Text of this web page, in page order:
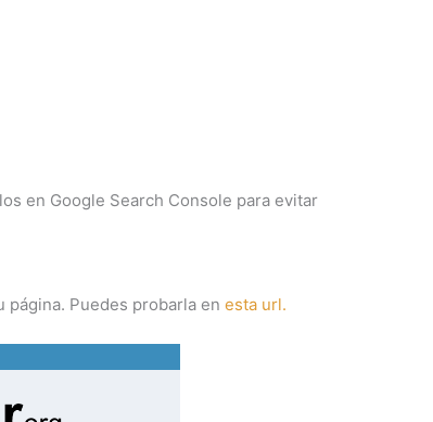
en Google Search Console para evitar
Puedes probarla en esta url.